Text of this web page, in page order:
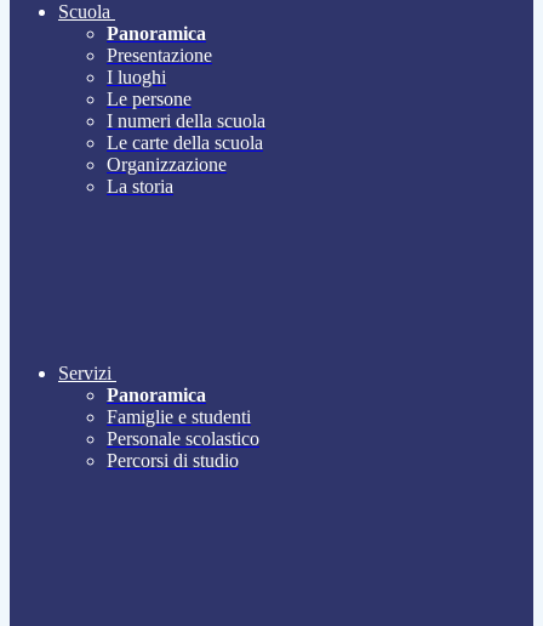
Scuola
Panoramica
Presentazione
I luoghi
Le persone
I numeri della scuola
Le carte della scuola
Organizzazione
La storia
Servizi
Panoramica
Famiglie e studenti
Personale scolastico
Percorsi di studio